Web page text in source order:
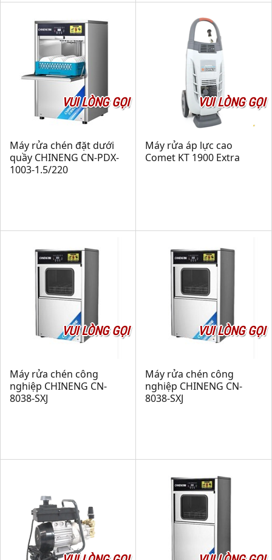
VUI LÒNG GỌI
Máy rửa chén đặt dưới
quầy CHINENG CN-PDX-
1003-1.5/220
VUI LÒNG GỌI
Máy rửa áp lực cao
Comet KT 1900 Extra
VUI LÒNG GỌI
Máy rửa chén công
nghiệp CHINENG CN-
8038-SXJ
VUI LÒNG GỌI
Máy rửa chén công
nghiệp CHINENG CN-
8038-SXJ